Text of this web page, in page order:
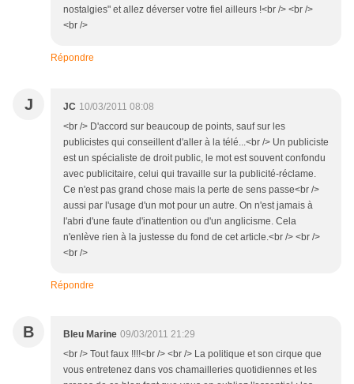
nostalgies" et allez déverser votre fiel ailleurs !<br /> <br />
<br />
Répondre
J JC 10/03/2011 08:08
<br /> D'accord sur beaucoup de points, sauf sur les
publicistes qui conseillent d'aller à la télé...<br /> Un publiciste
est un spécialiste de droit public, le mot est souvent confondu
avec publicitaire, celui qui travaille sur la publicité-réclame.
Ce n'est pas grand chose mais la perte de sens passe<br />
aussi par l'usage d'un mot pour un autre. On n'est jamais à
l'abri d'une faute d'inattention ou d'un anglicisme. Cela
n'enlève rien à la justesse du fond de cet article.<br /> <br />
<br />
Répondre
B Bleu Marine 09/03/2011 21:29
<br /> Tout faux !!!!<br /> <br /> La politique et son cirque que
vous entretenez dans vos chamailleries quotidiennes et les